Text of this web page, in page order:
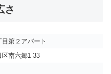
さ
第２アパート
南六郷1-33